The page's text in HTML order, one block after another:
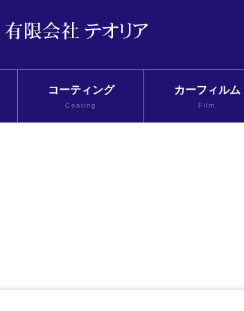
コーティング
Coating
カーフィルム
Film